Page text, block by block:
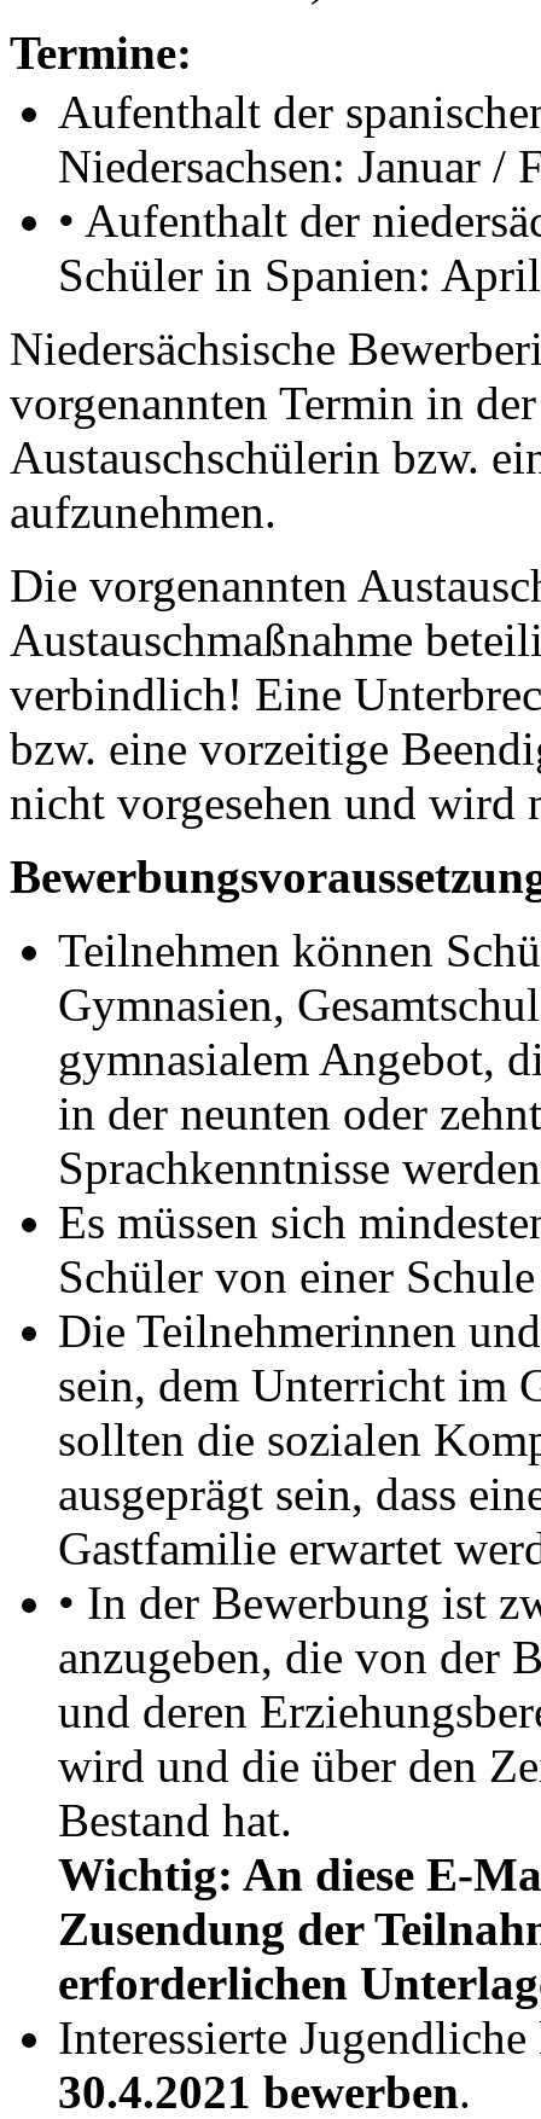
Termine:
Aufenthalt der
Niedersachsen: Januar /
• Aufenthalt der
Schüler in Spanien:
Niedersächsische
vorgenannten Termin in
Austauschschülerin bzw.
aufzunehmen.
Die vorgenannten
Austauschmaßnahme
verbindlich! Eine
bzw. eine vorzeitige
nicht vorgesehen und wird
Teilnehmen können
Gymnasien,
gymnasialem Angebot,
in der neunten oder
Sprachkenntnisse
Es müssen sich
Schüler von einer
Die Teilnehmerinnen
sein, dem Unterricht im
sollten die sozialen
ausgeprägt sein, dass
Gastfamilie erwartet
• In der Bewerbung ist
anzugeben, die von der
und deren
wird und die über den
Bestand hat.
Wichtig: An diese E-
Zusendung der
erforderlichen
Interessierte
30.4.2021 bewerben.